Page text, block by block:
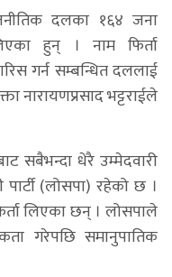
दलका १६४ जना
हुन् । नाम फिर्ता
गर्न सम्बन्धित दललाई
नारायणप्रसाद भट्टराईले
सबैभन्दा धेरै उम्मेदवारी
पार्टी (लोसपा) रहेको छ ।
लिएका छन् । लोसपाले
गरेपछि समानुपातिक